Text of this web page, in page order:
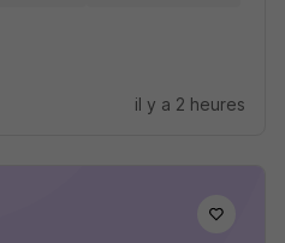
il y a 2 heures